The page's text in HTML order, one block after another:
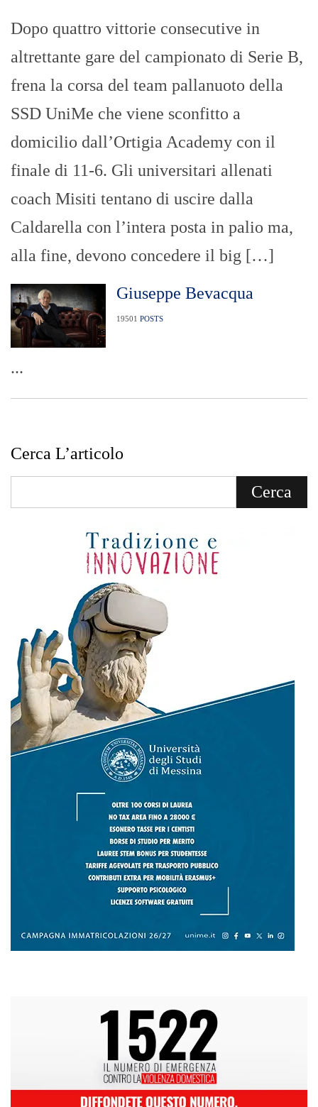
Dopo quattro vittorie consecutive in
altrettante gare del campionato di Serie B,
frena la corsa del team pallanuoto della
SSD UniMe che viene sconfitto a
domicilio dall’Ortigia Academy con il
finale di 11-6. Gli universitari allenati
coach Misiti tentano di uscire dalla
Caldarella con l’intera posta in palio ma,
alla fine, devono concedere il big […]
Giuseppe Bevacqua
19501 POSTS
...
Cerca L’articolo